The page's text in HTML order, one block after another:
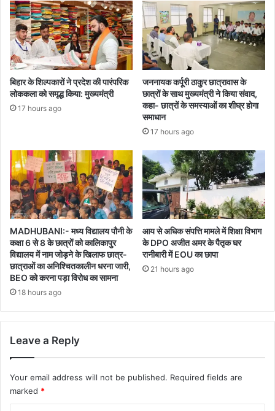
बिहार के शिल्पकारों ने प्रदेश की पारंपरिक
लोककला को समृद्ध किया: मुख्यमंत्री
17 hours ago
जननायक कर्पूरी ठाकुर छात्रावास के
छात्रों के साथ मुख्यमंत्री ने किया संवाद,
कहा- छात्रों के समस्याओं का शीघ्र होगा
समाधान
17 hours ago
MADHUBANI:- मध्य विद्यालय पौनी के
कक्षा 6 से 8 के छात्रों को कालिकापुर
विद्यालय में नाम जोड़ने के खिलाफ छात्र-
छात्राओं का अनिश्चितकालीन धरना जारी,
BEO को करना पड़ा विरोध का सामना
18 hours ago
आय से अधिक संपत्ति मामले में शिक्षा विभाग
के DPO अजीत अमर के पैतृक घर
रानीबारी में EOU का छापा
21 hours ago
Leave a Reply
Your email address will not be published. Required fields are
marked *